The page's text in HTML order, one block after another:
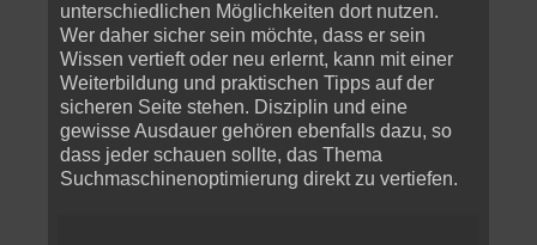
unterschiedlichen Möglichkeiten dort nutzen.
Wer daher sicher sein möchte, dass er sein
Wissen vertieft oder neu erlernt, kann mit einer
Weiterbildung und praktischen Tipps auf der
sicheren Seite stehen. Disziplin und eine
gewisse Ausdauer gehören ebenfalls dazu, so
dass jeder schauen sollte, das Thema
Suchmaschinenoptimierung direkt zu vertiefen.